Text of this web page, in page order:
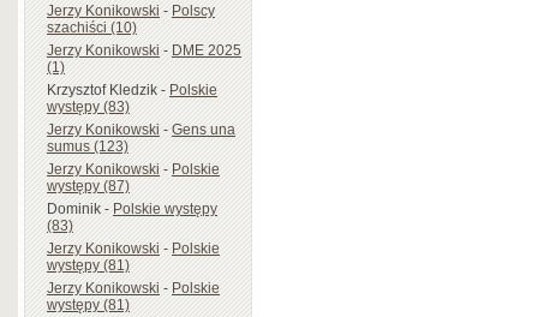
Jerzy Konikowski-Polscy
szachiści (10)
Jerzy Konikowski-DME 2025
(1)
Krzysztof Kledzik-Polskie
występy (83)
Jerzy Konikowski-Gens una
sumus (123)
Jerzy Konikowski-Polskie
występy (87)
Dominik-Polskie występy
(83)
Jerzy Konikowski-Polskie
występy (81)
Jerzy Konikowski-Polskie
występy (81)